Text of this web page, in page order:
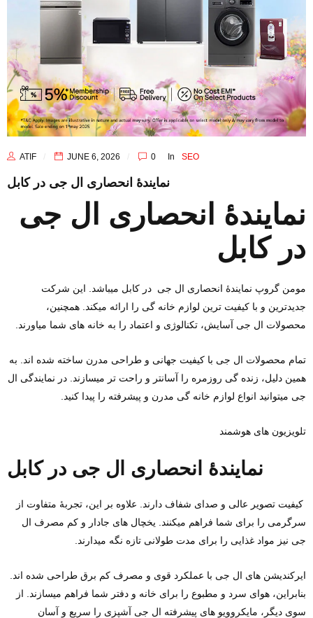
ATIF JUNE 6, 2026 0 In SEO
نمایندهٔ انحصاری ال جی در کابل
نمایندهٔ انحصاری ال جی
در کابل
مومن گروپ نمایندهٔ انحصاری ال جی در کابل میباشد. این شرکت
جدیدترین و با کیفیت ‌ترین لوازم خانه گی را ارائه میکند. همچنین،
محصولات ال جی آسایش، تکنالوژی و اعتماد را به خانه‌ های شما میاورند.
تمام محصولات ال جی با کیفیت جهانی و طراحی مدرن ساخته شده ‌اند. به
همین دلیل، زنده گی روزمره را آسانتر و راحت ‌تر میسازند. در نمایندگی ال
جی میتوانید انواع لوازم خانه گی مدرن و پیشرفته را پیدا کنید.
تلویزیون‌ های هوشمند
نمایندهٔ انحصاری ال جی در کابل
کیفیت تصویر عالی و صدای شفاف دارند. علاوه بر این، تجربهٔ متفاوت از
سرگرمی را برای شما فراهم میکنند. یخچال‌ های جادار و کم‌ مصرف ال
جی نیز مواد غذایی را برای مدت طولانی تازه نگه میدارند.
ایرکندیشن‌ های ال جی با عملکرد قوی و مصرف کم برق طراحی شده ‌اند.
بنابراین، هوای سرد و مطبوع را برای خانه و دفتر شما فراهم میسازند. از
سوی دیگر، مایکروویو های پیشرفته ال جی آشپزی را سریع و آسان